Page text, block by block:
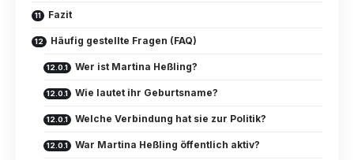
Fazit
Häufig gestellte Fragen (FAQ)
Wer ist Martina Heßling?
Wie lautet ihr Geburtsname?
Welche Verbindung hat sie zur Politik?
War Martina Heßling öffentlich aktiv?